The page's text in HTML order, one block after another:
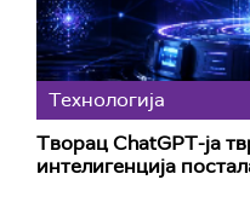
Технологијa
Творац ChatGPT-ја
интелигенција